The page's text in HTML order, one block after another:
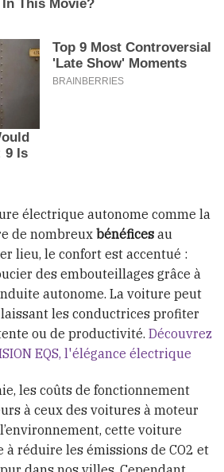
électrique autonome comme la
de nombreux bénéfices au
lieu, le confort est accentué :
des embouteillages grâce à
autonome. La voiture peut
les conductrices profiter
ou de productivité. Découvrez
EQS, l'élégance électrique
les coûts de fonctionnement
à ceux des voitures à moteur
cette voiture
réduire les émissions de CO2 et